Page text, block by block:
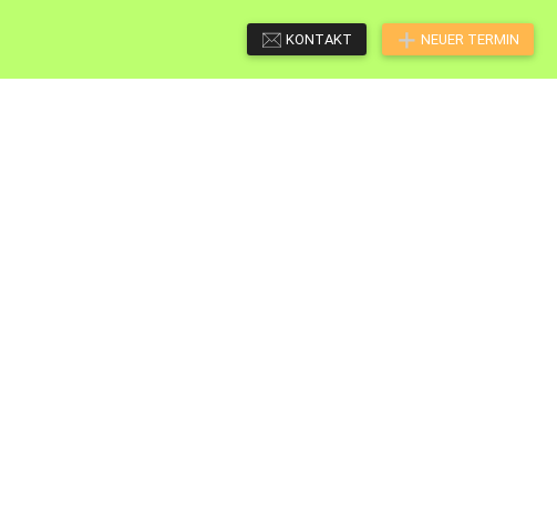
KONTAKT NEUER TERMIN